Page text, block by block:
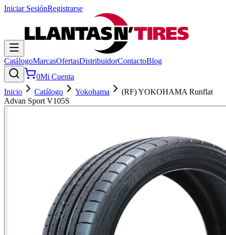
Iniciar SesiónRegistrarse
CatálogoMarcasOfertasDistribuidorContactoBlog
0Mi Cuenta
Inicio
Catálogo Yokohama
(RF) YOKOHAMA Runflat
Advan Sport V105S